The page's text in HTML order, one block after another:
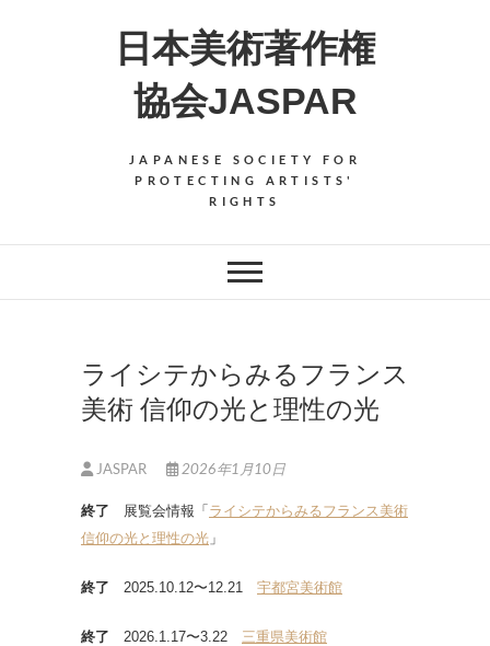
日本美術著作権
協会JASPAR
JAPANESE SOCIETY FOR
PROTECTING ARTISTS'
RIGHTS
ライシテからみるフランス
美術 信仰の光と理性の光
JASPAR 2026年1月10日
終了 展覧会情報「 ライシテからみるフランス美術
信仰の光と理性の光 」
終了 2025.10.12〜12.21 宇都宮美術館
終了 2026.1.17〜3.22 三重県美術館